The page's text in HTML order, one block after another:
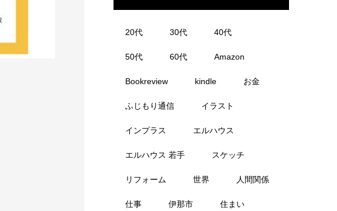
20代 30代 40代
50代 60代 Amazon
Bookreview kindle お金
ふじもり通信 イラスト
インプラス エルハウス
エルハウス 若手 スケッチ
リフォーム 世界 人間関係
仕事 伊那市 住まい